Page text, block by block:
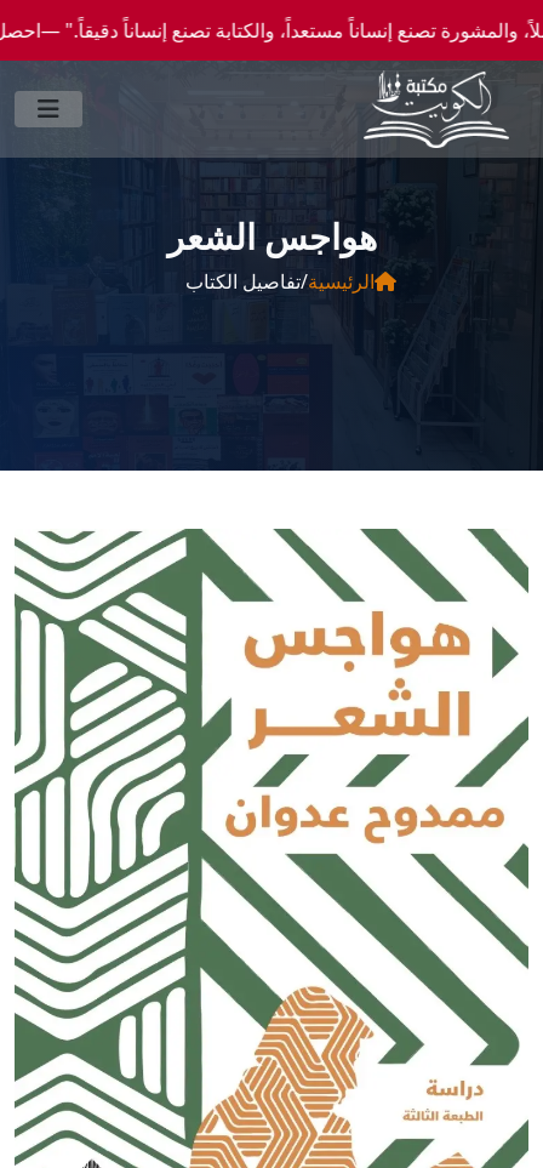
إنساناً مستعداً، والكتابة تصنع إنساناً دقيقاً." —احصل علي عروض وخصومات خاصة عن
هواجس الشعر
الرئيسية/تفاصيل الكتاب